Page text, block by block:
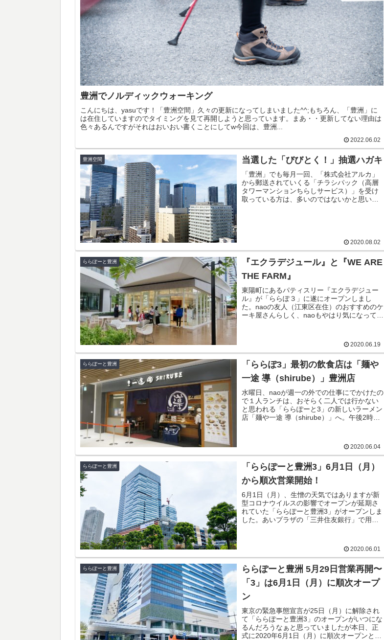
豊洲でノルディックウォーキング
こんにちは、yasuです！「豊洲空間」久々の更新になってしまいました^^;もちろん、「豊洲」に
は在住していますのでタイミングを見て再開しようと思っています。まあ・・更新してない理由は
色々あるんですがそれはおいおい書くことにしてw今回は、豊洲...
2022.06.02
豊洲空間 当選した「びびとく！」抽選ハガキ
「豊洲」でも毎月一回、「株式会社アルカ」
から郵送されていくる「チラシパック（高層
タワーマンションちらしサービス）」を受け
取っている方は、多いのではないかと思いま
2020.08.02
ららぽーと豊洲
『エクラデジュール』と『WE ARE
THE FARM』
東陽町にあるパティスリー『エクラデジュー
ル』が「ららぽ３」に遂にオープンしまし
た。naoの友人（江東区在住）のおすすめのケ
ーキ屋さんらしく、naoもやはり気になってい
2020.06.19
ららぽーと豊洲
「ららぽ3」最初の飲食店は「麺や
一途 導（shirube）」豊洲店
水曜日、naoが週一の外での仕事にでかけたの
で１人ランチは、おそらく二人では行かない
と思われる「ららぽーと3」の新しいラーメン
店「麺や一途 導（shirube）」へ。午後2時を
2020.06.04
ららぽーと豊洲
「ららぽーと豊洲3」6月1日（月）
から順次営業開始！
6月1日（月）、生憎の天気ではありますが新
型コロナウイルスの影響でオープンが延期さ
れていた「ららぽーと豊洲3」がオープンしま
した。あいプラザの「三井住友銀行」で用事
2020.06.01
ららぽーと豊洲
ららぽーと豊洲 5月29日営業再開〜
「3」は6月1日（月）に順次オープ
ン
東京の緊急事態宣言が25日（月）に解除され
て「ららぽーと豊洲3」のオープンがいつにな
るんだろうなぁと思っていましたが本日、正
式に2020年6月1日（月）に順次オープンとの